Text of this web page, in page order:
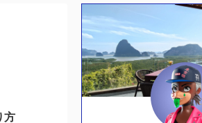
方